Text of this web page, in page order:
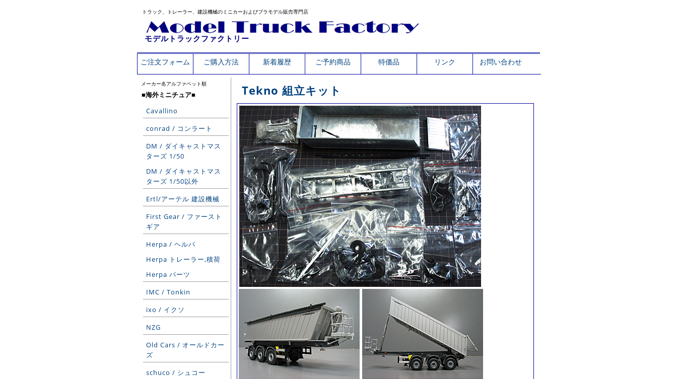
トラック、トレーラー、建設機械のミニカーおよびプラモデル販売専門店
モデルトラックファクトリー
ご注文フォーム ご購入方法 新着履歴 ご予約商品 特価品 リンク お問い合わせ
メーカー名アルファベット順
■海外ミニチュア■
Cavallino
conrad / コンラート
DM / ダイキャストマス
ターズ 1/50
DM / ダイキャストマス
ターズ 1/50以外
Ertl/アーテル 建設機械
First Gear / ファースト
ギア
Herpa / ヘルパ
Herpa トレーラー,積荷
Herpa パーツ
IMC / Tonkin
ixo / イクソ
NZG
Old Cars / オールドカー
ズ
schuco / シュコー
Tekno 組立キット